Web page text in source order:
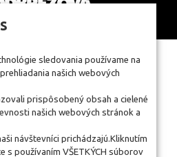
sledovania používame na
našich webových
prispôsobený obsah a cielené
našich webových stránok a
návštevníci prichádzajú.Kliknutím
s používaním VŠETKÝCH súborov